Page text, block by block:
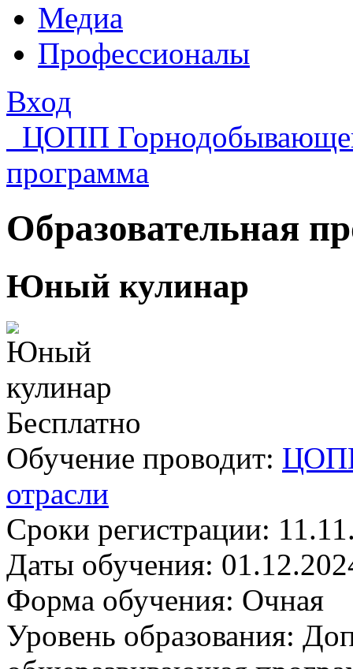
Медиа
Профессионалы
Вход
ЦОПП
программа
Образовательная
Юный кулинар
Бесплатно
Обучение проводит:
отрасли
Сроки регистрации:
Даты обучения:
Форма обучения: Очная
Уровень образования: